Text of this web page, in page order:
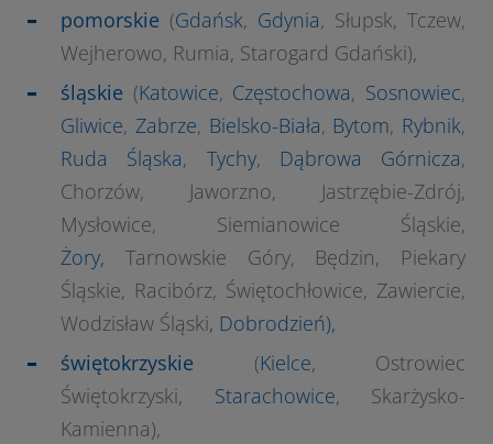
pomorskie (Gdańsk, Gdynia, Słupsk, Tczew,
Wejherowo, Rumia, Starogard Gdański),
śląskie (Katowice, Częstochowa, Sosnowiec,
Gliwice, Zabrze, Bielsko-Biała, Bytom, Rybnik,
Ruda Śląska, Tychy, Dąbrowa Górnicza,
Chorzów, Jaworzno, Jastrzębie-Zdrój,
Mysłowice, Siemianowice Śląskie,
Żory, Tarnowskie Góry, Będzin, Piekary
Śląskie, Racibórz, Świętochłowice, Zawiercie,
Wodzisław Śląski, Dobrodzień),
świętokrzyskie (Kielce, Ostrowiec
Świętokrzyski, Starachowice, Skarżysko-
Kamienna),